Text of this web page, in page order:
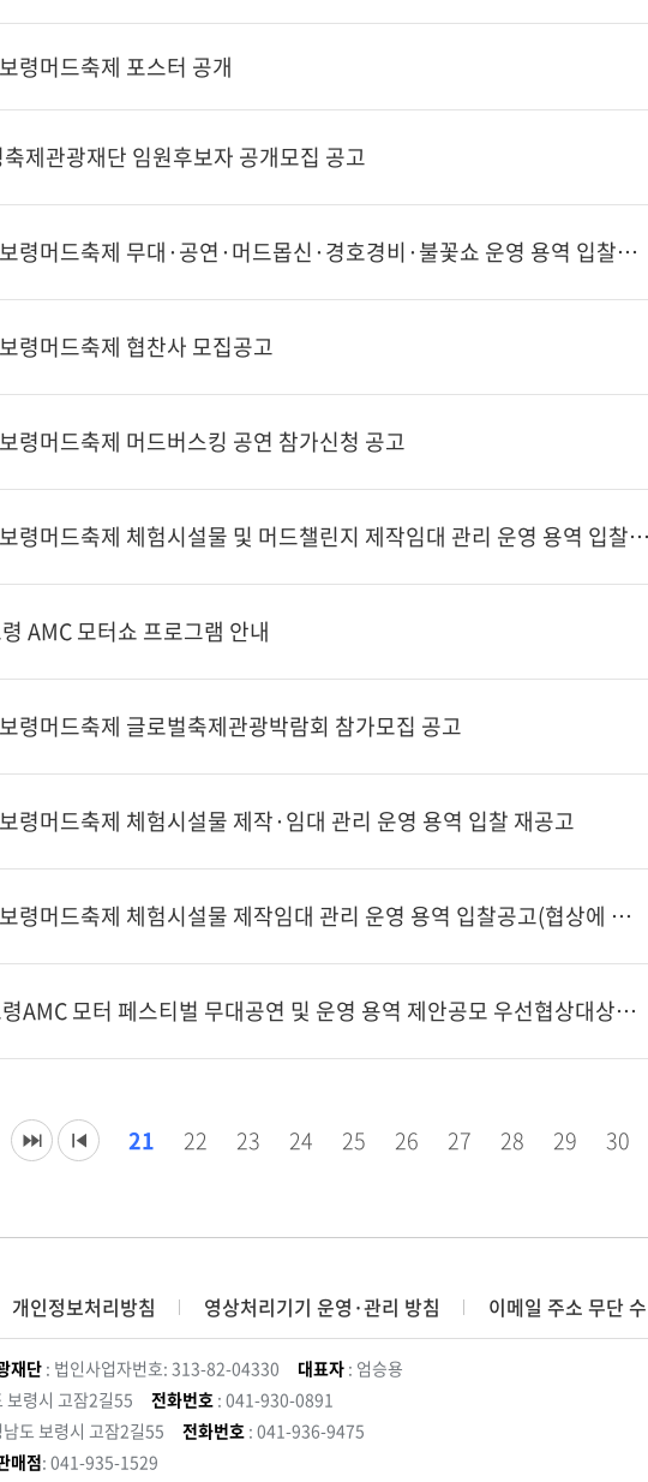
령머드축제 포스터 공개
제관광재단 임원후보자 공개모집 공고
제26회 보령머드축제 무대·공연·머드몹신·경호경비·불꽃쇼 운영 용역 입찰공고(협상에 의한 계약)
령머드축제 협찬사 모집공고
령머드축제 머드버스킹 공연 참가신청 공고
제26회 보령머드축제 체험시설물 및 머드챌린지 제작임대
AMC 모터쇼 프로그램 안내
령머드축제 글로벌축제관광박람회 참가모집 공고
령머드축제 체험시설물 제작·임대 관리 운영 용역 입찰 재공고
제26회 보령머드축제 체험시설물 제작임대 관리 운영 용역 입찰공고(협상에 의한 계약)
2023 보령AMC 모터 페스티벌 무대공연 및 운영 용역 제안공모 우선협상대상자 공고
21 22 23 24 25 26 27 28 29 30
개인정보처리방침 영상처리기기 운영·관리 방침 이메일 주소 무단
재단: 법인사업자번호: 313-82-04330 대표자 : 엄승용
보령시 고잠2길55 전화번호 : 041-930-0891
남도 보령시 고잠2길55 전화번호 : 041-936-9475
매점: 041-935-1529